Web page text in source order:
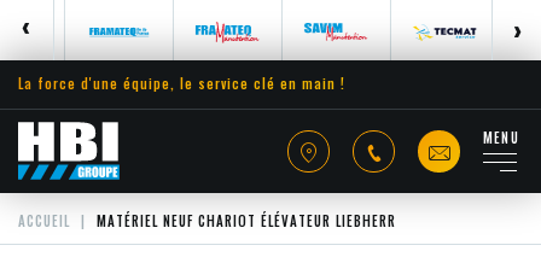
La force d'une équipe, le service clé en main !
MENU
ACCUEIL MATÉRIEL NEUF CHARIOT ÉLÉVATEUR LIEBHERR